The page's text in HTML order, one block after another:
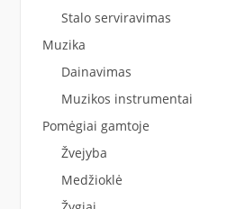
Stalo serviravimas
Muzika
Dainavimas
Muzikos instrumentai
Pomėgiai gamtoje
Žvejyba
Medžioklė